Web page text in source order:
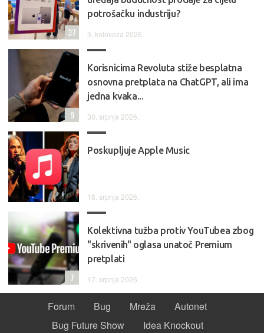
potrošačku industriju?
3. kolovoza 2026.
37
Korisnicima Revoluta stiže besplatna
osnovna pretplata na ChatGPT, ali ima
jedna kvaka...
30. srpnja 2026.
9
Poskupljuje Apple Music
18. srpnja 2026.
Kolektivna tužba protiv YouTubea zbog
"skrivenih" oglasa unatoč Premium
pretplati
17. srpnja 2026.
7
Forum Bug Mreža
Autonet
Bug Future Show
Idea Knockout